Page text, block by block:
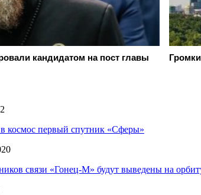
кандидатом на пост главы
в космос первый спутник «Сферы»
связи «Гонец-М» будут выведены на